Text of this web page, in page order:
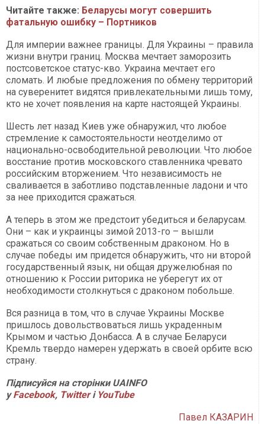
Читайте также: Беларусы могут совершить
фатальную ошибку – Портников
Для империи важнее границы. Для Украины – правила
жизни внутри границ. Москва мечтает заморозить
постсоветское статус-кво. Украина мечтает его
сломать. И любые предложения по обмену территорий
на суверенитет видятся привлекательными лишь тому,
кто не хочет появления на карте настоящей Украины.
Шесть лет назад Киев уже обнаружил, что любое
стремление к самостоятельности неотделимо от
национально-освободительной революции. Что любое
восстание против московского ставленника чревато
российским вторжением. Что независимость не
сваливается в заботливо подставленные ладони и что
за нее приходится сражаться.
А теперь в этом же предстоит убедиться и беларусам.
Они – как и украинцы зимой 2013-го – вышли
сражаться со своим собственным драконом. Но в
случае победы им придется обнаружить, что ни второй
государственный язык, ни общая дружелюбная по
отношению к России риторика не уберегут их от
необходимости столкнуться с драконом побольше.
Вся разница в том, что в случае Украины Москве
пришлось довольствоваться лишь украденным
Крымом и частью Донбасса. А в случае Беларуси
Кремль твердо намерен удержать в своей орбите всю
страну.
Підписуйся на сторінки UAINFO
уFacebook, Twitterі YouTube
Павел КАЗАРИН